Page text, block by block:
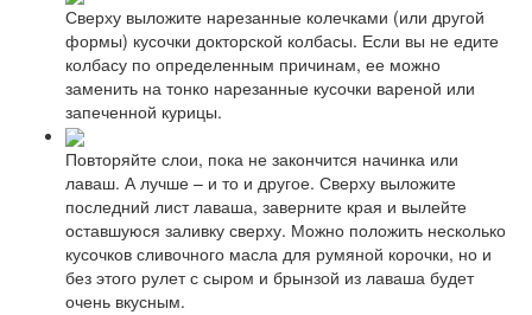
Сверху выложите нарезанные колечками (или другой
формы) кусочки докторской колбасы. Если вы не едите
колбасу по определенным причинам, ее можно
заменить на тонко нарезанные кусочки вареной или
запеченной курицы.
Повторяйте слои, пока не закончится начинка или
лаваш. А лучше – и то и другое. Сверху выложите
последний лист лаваша, заверните края и вылейте
оставшуюся заливку сверху. Можно положить несколько
кусочков сливочного масла для румяной корочки, но и
без этого рулет с сыром и брынзой из лаваша будет
очень вкусным.